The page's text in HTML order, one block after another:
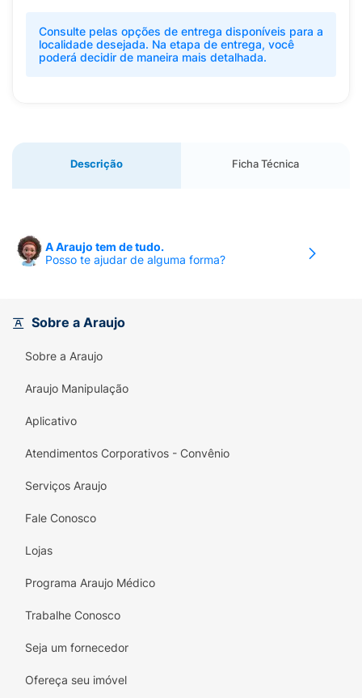
Consulte pelas opções de entrega disponíveis para a
localidade desejada. Na etapa de entrega, você
poderá decidir de maneira mais detalhada.
Descrição Ficha Técnica
A Araujo tem de tudo.
Posso te ajudar de alguma forma?
Sobre a Araujo
Sobre a Araujo
Araujo Manipulação
Aplicativo
Atendimentos Corporativos - Convênio
Serviços Araujo
Fale Conosco
Lojas
Programa Araujo Médico
Trabalhe Conosco
Seja um fornecedor
Ofereça seu imóvel